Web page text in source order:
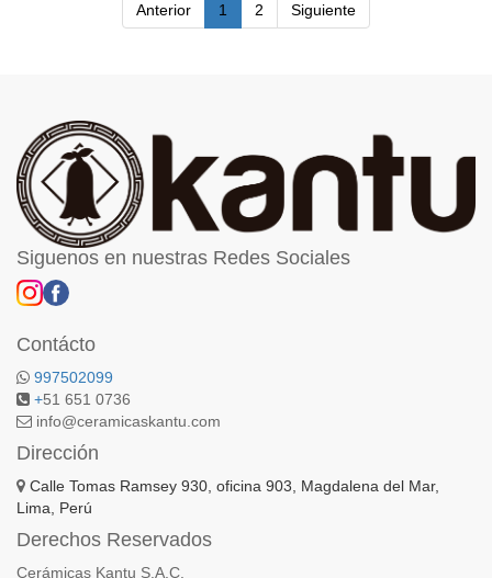
Anterior 1 2 Siguiente
Siguenos en nuestras Redes Sociales
Contácto
997502099
+51 651 0736
info@ceramicaskantu.com
Dirección
Calle Tomas Ramsey 930, oficina 903, Magdalena del Mar,
Lima, Perú
Derechos Reservados
Cerámicas Kantu S.A.C.